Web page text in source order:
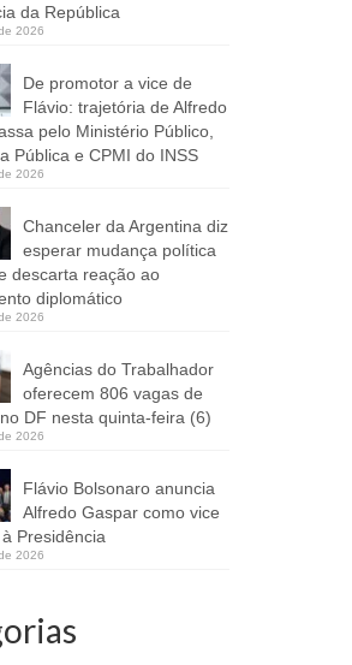
da República
2026
De promotor a vice de
Flávio: trajetória de Alfredo
pelo Ministério Público,
Pública e CPMI do INSS
2026
Chanceler da Argentina diz
esperar mudança política
descarta reação ao
diplomático
2026
Agências do Trabalhador
oferecem 806 vagas de
DF nesta quinta-feira (6)
2026
Flávio Bolsonaro anuncia
Alfredo Gaspar como vice
Presidência
2026